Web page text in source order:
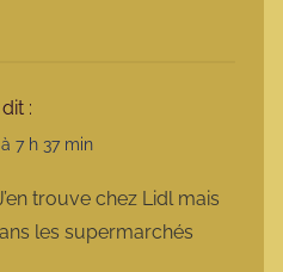
dit :
7 h 37 min
trouve chez Lidl mais
les supermarchés